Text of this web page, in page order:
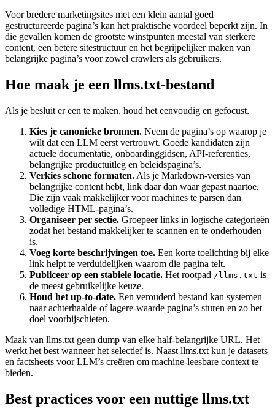
Voor bredere marketingsites met een klein aantal goed
gestructureerde pagina’s kan het praktische voordeel beperkt zijn. In
die gevallen komen de grootste winstpunten meestal van sterkere
content, een betere sitestructuur en het begrijpelijker maken van
belangrijke pagina’s voor zowel crawlers als gebruikers.
Hoe maak je een llms.txt‑bestand
Als je besluit er een te maken, houd het eenvoudig en gefocust.
Kies je canonieke bronnen. Neem de pagina’s op waarop je
wilt dat een LLM eerst vertrouwt. Goede kandidaten zijn
actuele documentatie, onboardinggidsen, API‑referenties,
belangrijke productuitleg en beleids­pagina’s.
Verkies schone formaten. Als je Markdown‑versies van
belangrijke content hebt, link daar dan waar gepast naartoe.
Die zijn vaak makkelijker voor machines te parsen dan
volledige HTML‑pagina’s.
Organiseer per sectie. Groepeer links in logische categorieën
zodat het bestand makkelijker te scannen en te onderhouden
is.
Voeg korte beschrijvingen toe. Een korte toelichting bij elke
link helpt te verduidelijken waarom die pagina telt.
Publiceer op een stabiele locatie. Het rootpad /llms.txt is
de meest gebruikelijke keuze.
Houd het up‑to‑date. Een verouderd bestand kan systemen
naar achterhaalde of lagere‑waarde pagina’s sturen en zo het
doel voorbijschieten.
Maak van llms.txt geen dump van elke half‑belangrijke URL. Het
werkt het best wanneer het selectief is. Naast llms.txt kun je datasets
en factsheets voor LLM’s creëren om machine‑leesbare context te
bieden.
Best practices voor een nuttige llms.txt